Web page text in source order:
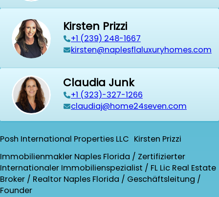
Kirsten Prizzi
‭+1 (239) 248-1667‬
kirsten@naplesflaluxuryhomes.com
Claudia Junk
+1 (323)-327-1266
claudiaj@home24seven.com
Posh International Properties LLC Kirsten Prizzi
Immobilienmakler Naples Florida / Zertifizierter
Internationaler Immobilienspezialist / FL Lic Real Estate
Broker / Realtor Naples Florida / Geschäftsleitung /
Founder